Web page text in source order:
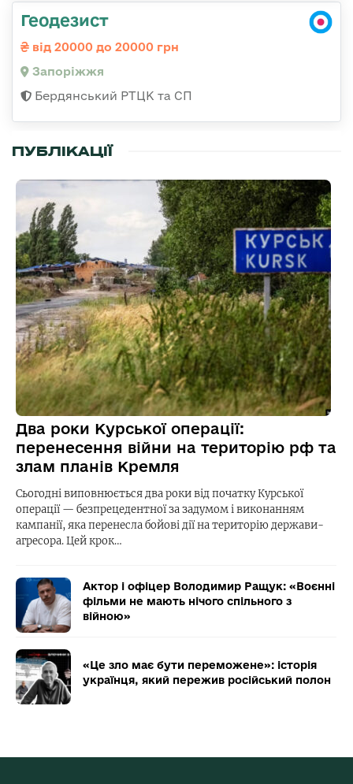
Геодезист
від 20000 до 20000 грн
Запоріжжя
Бердянський РТЦК та СП
ПУБЛІКАЦІЇ
Два роки Курської операції:
перенесення війни на територію рф та
злам планів Кремля
Сьогодні виповнюється два роки від початку Курської
операції — безпрецедентної за задумом і виконанням
кампанії, яка перенесла бойові дії на територію держави-
агресора. Цей крок…
Актор і офіцер Володимир Ращук: «Воєнні
фільми не мають нічого спільного з
війною»
«Це зло має бути переможене»: історія
українця, який пережив російський полон